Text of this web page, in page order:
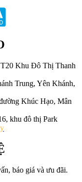
Khu Đô Thị Thanh
Trung, Yên Khánh,
Khúc Hạo, Mân
khu đô thị Park
báo giá và ưu đãi.